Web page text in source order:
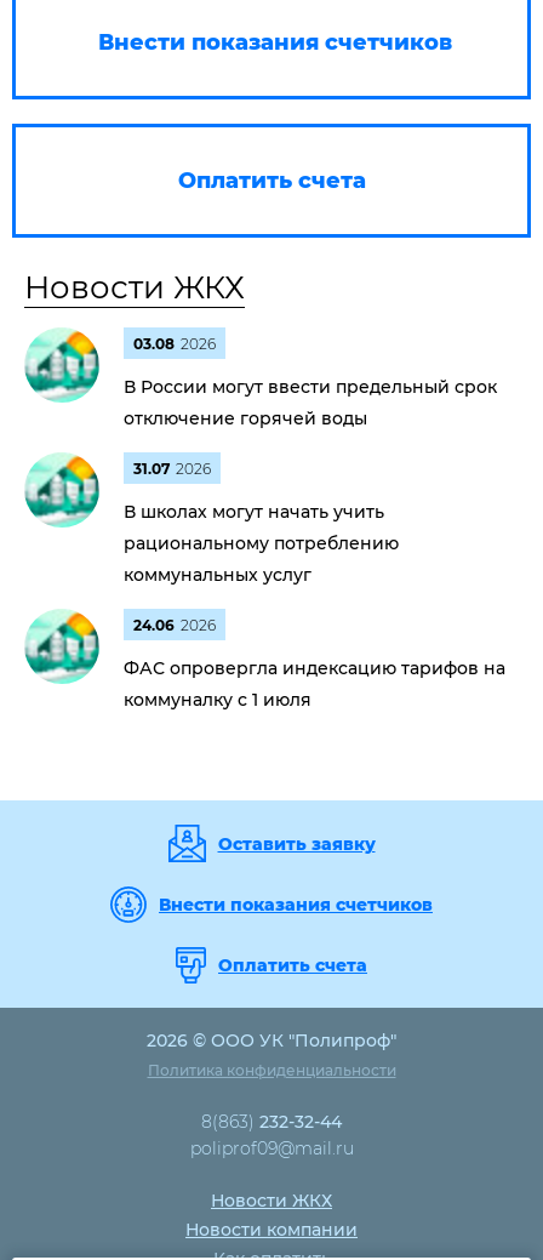
Внести показания счетчиков
Оплатить счета
Новости ЖКХ
03.08 2026
В России могут ввести предельный срок
отключение горячей воды
31.07 2026
В школах могут начать учить
рациональному потреблению
коммунальных услуг
24.06 2026
ФАС опровергла индексацию тарифов на
коммуналку с 1 июля
Оставить заявку
Внести показания счетчиков
Оплатить счета
2026 © ООО УК "Полипроф"
Политика конфиденциальности
8(863) 232-32-44
poliprof09@mail.ru
Новости ЖКХ
Новости компании